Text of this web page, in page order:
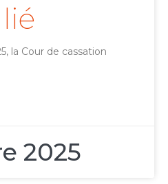
la Cour de cassation
2025